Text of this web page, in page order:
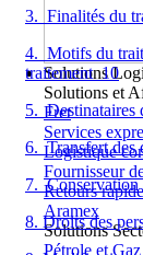
Solutions
Solutions et
Fret
Services
Logistique
Fournisseur
Retours
Aramex
Solutions
Pétrole et Gaz
3. Finalités du
4. Motifs du
traitement 10
5. Destinataires
6. Transfert des
7. Conservation
8. Droits des